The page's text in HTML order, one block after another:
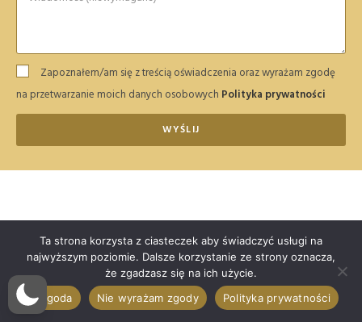
Zapoznałem/am się z treścią oświadczenia oraz wyrażam zgodę
na przetwarzanie moich danych osobowych Polityka prywatności
WYŚLIJ
Najczęściej zadawane pytania (FAQ)
Jakie są najczęstsze powody zwrotu wniosku w S24
przy rejestracji?
Ta strona korzysta z ciasteczek aby świadczyć usługi na
najwyższym poziomie. Dalsze korzystanie ze strony oznacza,
że zgadzasz się na ich użycie.
Zgoda
Nie wyrażam zgody Polityka prywatności